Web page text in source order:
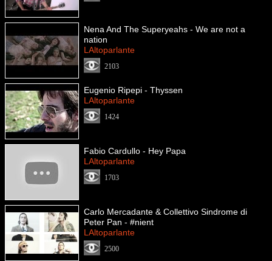
Nena And The Superyeahs - We are not a
nation
LAltoparlante
2103
Eugenio Ripepi - Thyssen
LAltoparlante
1424
Fabio Cardullo - Hey Papa
LAltoparlante
1703
Carlo Mercadante & Collettivo Sindrome di
Peter Pan - #nient
LAltoparlante
2500